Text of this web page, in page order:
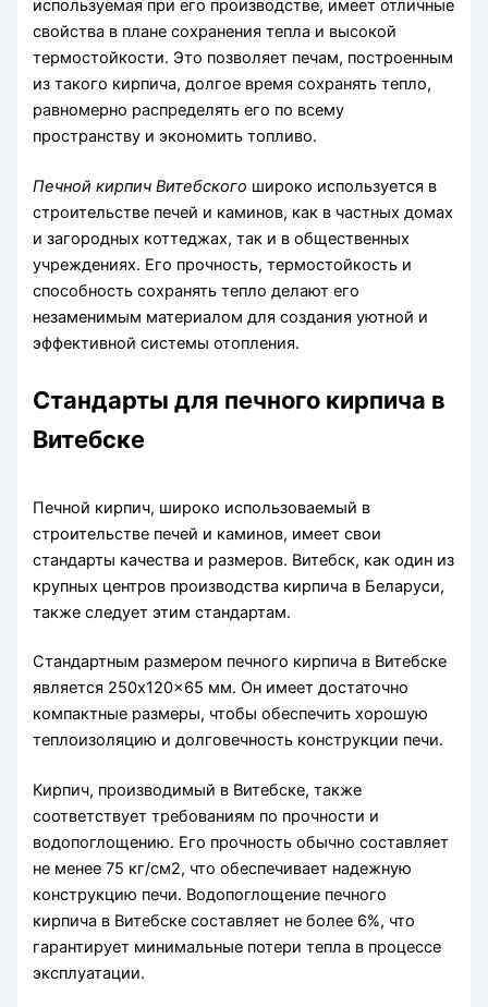
используемая при его производстве, имеет отличные
свойства в плане сохранения тепла и высокой
термостойкости. Это позволяет печам, построенным
из такого кирпича, долгое время сохранять тепло,
равномерно распределять его по всему
пространству и экономить топливо.
Печной кирпич Витебского широко используется в
строительстве печей и каминов, как в частных домах
и загородных коттеджах, так и в общественных
учреждениях. Его прочность, термостойкость и
способность сохранять тепло делают его
незаменимым материалом для создания уютной и
эффективной системы отопления.
Стандарты для печного кирпича в
Витебске
Печной кирпич, широко использоваемый в
строительстве печей и каминов, имеет свои
стандарты качества и размеров. Витебск, как один из
крупных центров производства кирпича в Беларуси,
также следует этим стандартам.
Стандартным размером печного кирпича в Витебске
является 250x120x65 мм. Он имеет достаточно
компактные размеры, чтобы обеспечить хорошую
теплоизоляцию и долговечность конструкции печи.
Кирпич, производимый в Витебске, также
соответствует требованиям по прочности и
водопоглощению. Его прочность обычно составляет
не менее 75 кг/см2, что обеспечивает надежную
конструкцию печи. Водопоглощение печного
кирпича в Витебске составляет не более 6%, что
гарантирует минимальные потери тепла в процессе
эксплуатации.